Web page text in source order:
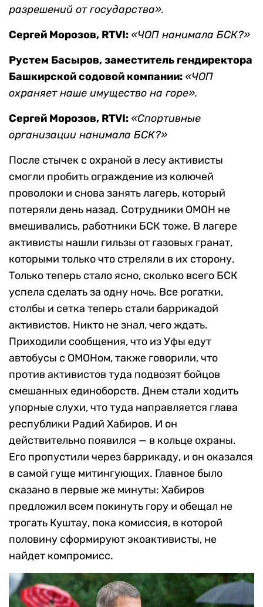
разрешений от государства».
Сергей Морозов, RTVI: «ЧОП нанимала БСК?»
Рустем Басыров, заместитель гендиректора
Башкирской содовой компании: «ЧОП
охраняет наше имущество на горе».
Сергей Морозов, RTVI: «Спортивные
организации нанимала БСК?»
После стычек с охраной в лесу активисты
смогли пробить ограждение из колючей
проволоки и снова занять лагерь, который
потеряли день назад. Сотрудники ОМОН не
вмешивались, работники БСК тоже. В лагере
активисты нашли гильзы от газовых гранат,
которыми только что стреляли в их сторону.
Только теперь стало ясно, сколько всего БСК
успела сделать за одну ночь. Все рогатки,
столбы и сетка теперь стали баррикадой
активистов. Никто не знал, чего ждать.
Приходили сообщения, что из Уфы едут
автобусы с ОМОНом, также говорили, что
против активистов туда подвозят бойцов
смешанных единоборств. Днем стали ходить
упорные слухи, что туда направляется глава
республики Радий Хабиров. И он
действительно появился — в кольце охраны.
Его пропустили через баррикаду, и он оказался
в самой гуще митингующих. Главное было
сказано в первые же минуты: Хабиров
предложил всем покинуть гору и обещал не
трогать Куштау, пока комиссия, в которой
половину сформируют экоактивисты, не
найдет компромисс.